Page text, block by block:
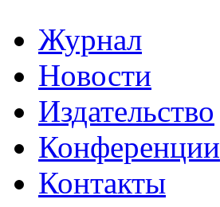
Журнал
Новости
Издательство
Конференции
Контакты